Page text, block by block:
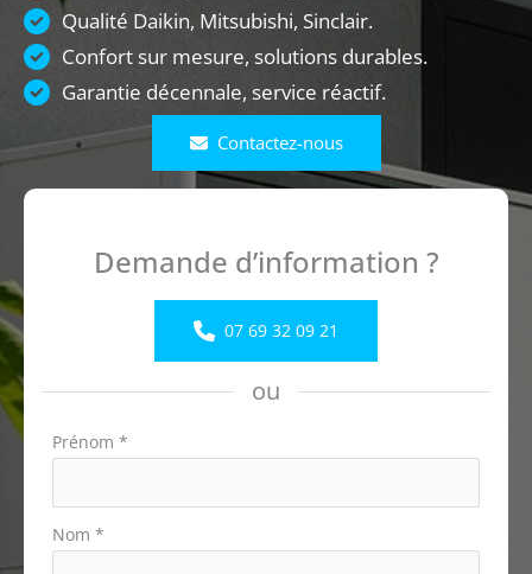
Qualité Daikin, Mitsubishi, Sinclair.
Confort sur mesure, solutions durables.
Garantie décennale, service réactif.
Contactez-nous
Demande d’information ?
07 69 32 09 21
ou
Formulaire
avec
téléphone
Prénom *
Nom *